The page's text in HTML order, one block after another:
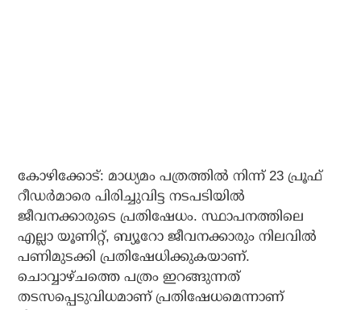
കോഴിക്കോട്: മാധ്യമം പത്രത്തില്‍ നിന്ന് 23 പ്രൂഫ്
റീഡര്‍മാരെ പിരിച്ചുവിട്ട നടപടിയില്‍
ജീവനക്കാരുടെ പ്രതിഷേധം. സ്ഥാപനത്തിലെ
എല്ലാ യൂണിറ്റ്, ബ്യൂറോ ജീവനക്കാരും നിലവില്‍
പണിമുടക്കി പ്രതിഷേധിക്കുകയാണ്.
ചൊവ്വാഴ്ചത്തെ പത്രം ഇറങ്ങുന്നത്
തടസപ്പെടുവിധമാണ് പ്രതിഷേധമെന്നാണ്